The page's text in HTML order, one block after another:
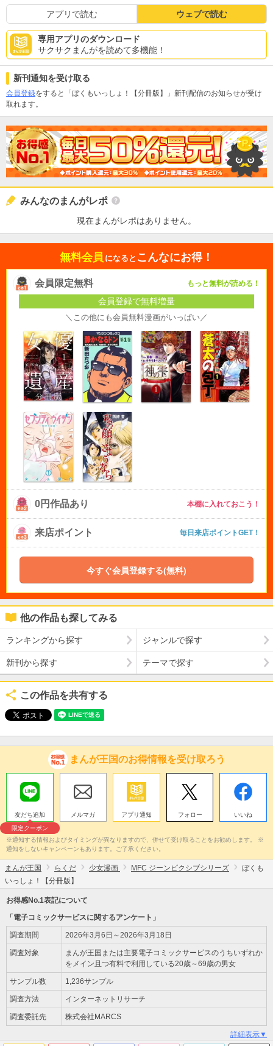
アプリで読む ウェブで読む
専用アプリのダウンロード
サクサクまんがを読めて多機能！
新刊通知を受け取る
会員登録をすると「ぼくもいっしょ！【分冊版】」新刊配信のお知らせが受け
取れます。
みんなのまんがレポ
現在まんがレポはありません。
無料会員 になると こんなにお得！
会員限定無料 もっと無料が読める！
会員登録で無料増量
＼この他にも会員無料漫画がいっぱい／
0円作品あり 本棚に入れておこう！
来店ポイント 毎日来店ポイントGET！
今すぐ会員登録する(無料)
他の作品も探してみる
ランキングから探す ジャンルで探す
新刊から探す テーマで探す
この作品を共有する
まんが王国のお得情報を受け取ろう
友だち追加
限定クーポン
メルマガ アプリ通知 フォロー いいね
※通知する情報およびタイミングが異なりますので、併せて受け取ることをお勧めします。 ※
通知をしないキャンペーンもあります。ご了承ください。
まんが王国 らくだ 少女漫画 MFC ジーンピクシブシリーズ
ぼくも
いっしょ！【分冊版】
お得感No.1表記について
「電子コミックサービスに関するアンケート」
調査期間 2026年3月6日～2026年3月18日
調査対象
まんが王国または主要電子コミックサービスのうちいずれか
をメイン且つ有料で利用している20歳～69歳の男女
サンプル数 1,236サンプル
調査方法 インターネットリサーチ
調査委託先 株式会社MARCS
詳細表示▼